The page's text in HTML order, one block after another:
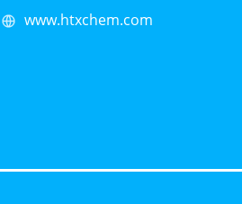
www.htxchem.com